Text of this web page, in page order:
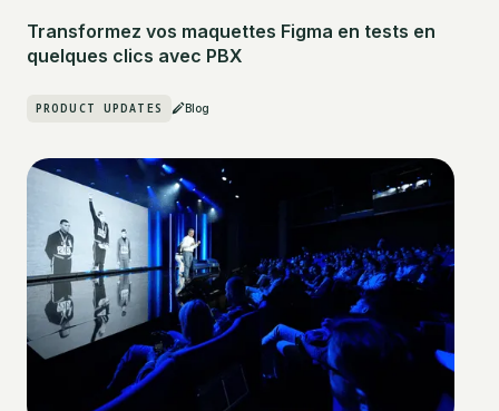
Transformez vos maquettes Figma en tests en
quelques clics avec PBX
PRODUCT UPDATES Blog